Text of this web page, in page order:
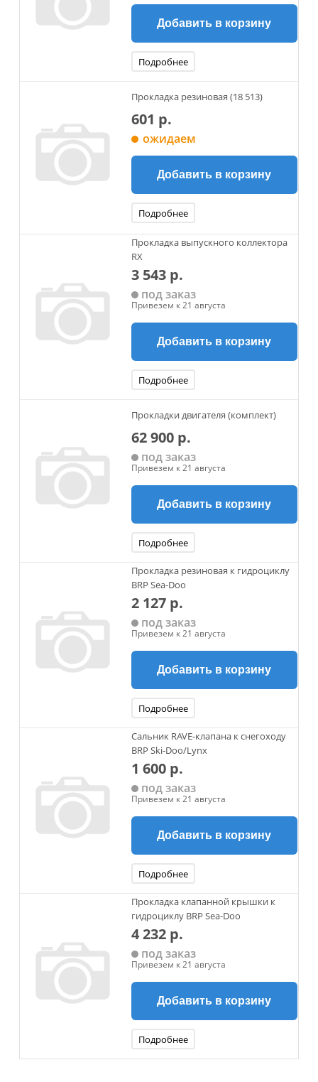
Добавить в корзину
Подробнее
Прокладка резиновая (18 513)
601 р.
ожидаем
Добавить в корзину
Подробнее
Прокладка выпускного коллектора
RX
3 543 р.
под заказ
Привезем к 21 августа
Добавить в корзину
Подробнее
Прокладки двигателя (комплект)
62 900 р.
под заказ
Привезем к 21 августа
Добавить в корзину
Подробнее
Прокладка резиновая к гидроциклу
BRP Sea-Doo
2 127 р.
под заказ
Привезем к 21 августа
Добавить в корзину
Подробнее
Сальник RAVE-клапана к снегоходу
BRP Ski-Doo/Lynx
1 600 р.
под заказ
Привезем к 21 августа
Добавить в корзину
Подробнее
Прокладка клапанной крышки к
гидроциклу BRP Sea-Doo
4 232 р.
под заказ
Привезем к 21 августа
Добавить в корзину
Подробнее